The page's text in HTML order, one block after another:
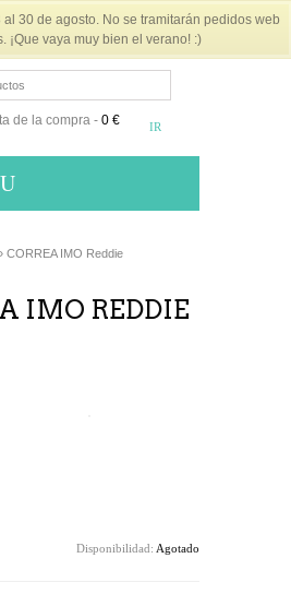
de la compra- 0 €
CORREA IMO Reddie
IMO REDDIE
Disponibilidad: Agotado
30 de agosto. No se tramitarán pedidos web
¡Que vaya muy bien el verano! :)